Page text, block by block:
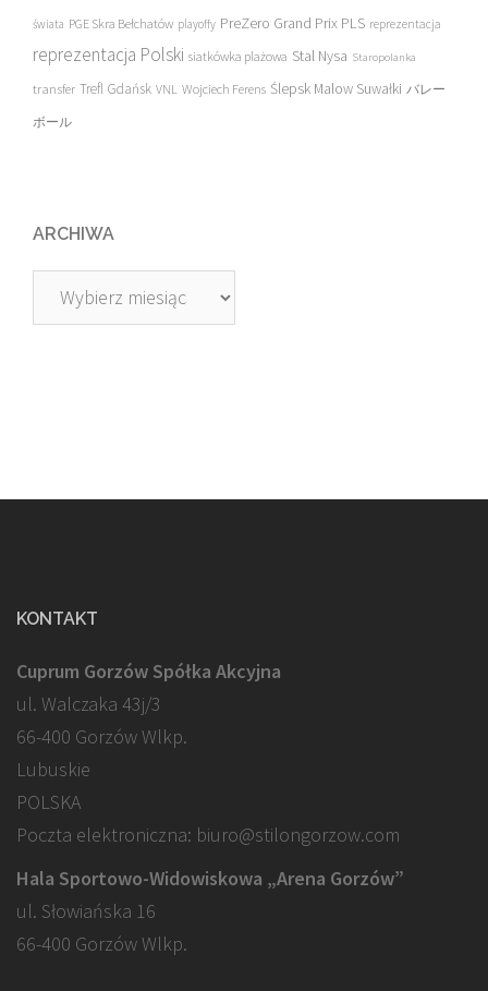
świata PGE Skra Bełchatów playoffy PreZero Grand Prix PLS reprezentacja
reprezentacja Polski siatkówka plażowa Stal Nysa Staropolanka
transfer Trefl Gdańsk VNL Wojciech Ferens Ślepsk Malow Suwałki バレー
ボール
ARCHIWA
Archiwa
KONTAKT
Cuprum Gorzów Spółka Akcyjna
ul. Walczaka 43j/3
66-400 Gorzów Wlkp.
Lubuskie
POLSKA
Poczta elektroniczna: biuro@stilongorzow.com
Hala Sportowo-Widowiskowa „Arena Gorzów”
ul. Słowiańska 16
66-400 Gorzów Wlkp.